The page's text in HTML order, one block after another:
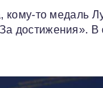
то медаль
достижения».